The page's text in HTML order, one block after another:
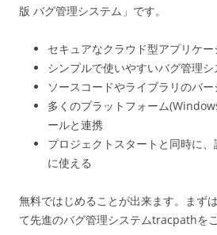
版 バグ管理システム」です。
セキュアなクラウド型アプリケー
シンプルで使いやすいバグ管理シ
ソースコードやライブラリのバ
多くのプラットフォーム
ールと連携
プロジェクトスタートと同時に
に使える
無料ではじめることが出来ます。まずは
て先進のバグ管理システムtracpathを